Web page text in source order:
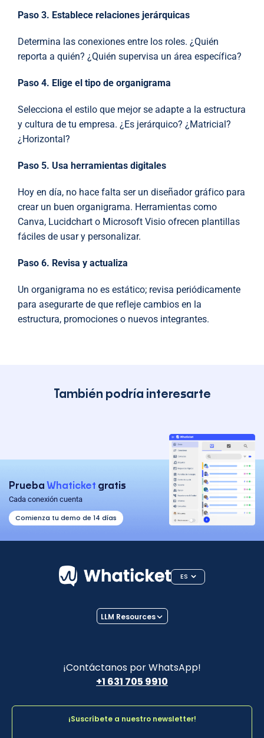
Paso 3. Establece relaciones jerárquicas
Determina las conexiones entre los roles. ¿Quién
reporta a quién? ¿Quién supervisa un área específica?
Paso 4. Elige el tipo de organigrama
Selecciona el estilo que mejor se adapte a la estructura
y cultura de tu empresa. ¿Es jerárquico? ¿Matricial?
¿Horizontal?
Paso 5. Usa herramientas digitales
Hoy en día, no hace falta ser un diseñador gráfico para
crear un buen organigrama. Herramientas como
Canva, Lucidchart o Microsoft Visio ofrecen plantillas
fáciles de usar y personalizar.
Paso 6. Revisa y actualiza
Un organigrama no es estático; revisa periódicamente
para asegurarte de que refleje cambios en la
estructura, promociones o nuevos integrantes.
También podría interesarte
Prueba Whaticket gratis
Cada conexión cuenta
Comienza tu demo de 14 días
ES
¡Contáctanos por WhatsApp!
+1 631 705 9910
LLM Resources
¡Suscríbete a nuestro newsletter!